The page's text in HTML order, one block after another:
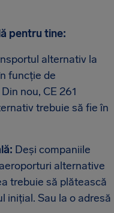
pentru tine:
alternativ la
funcție de
nou, CE 261
trebuie să fie în
Deși companiile
alternative
trebuie să plătească
inițial. Sau la o adresă